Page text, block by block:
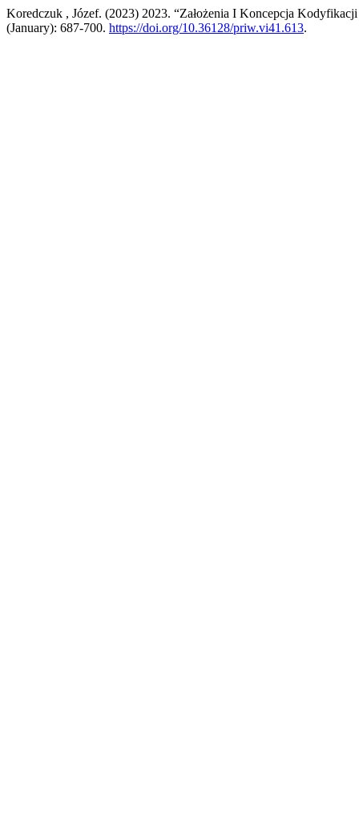
Koredczuk , Józef. (2023) 2023. “Założenia I Koncepcja
(January): 687-700. https://doi.org/10.36128/priw.vi41.613.